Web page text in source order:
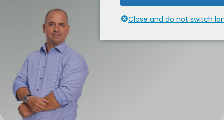
Close and do not switch